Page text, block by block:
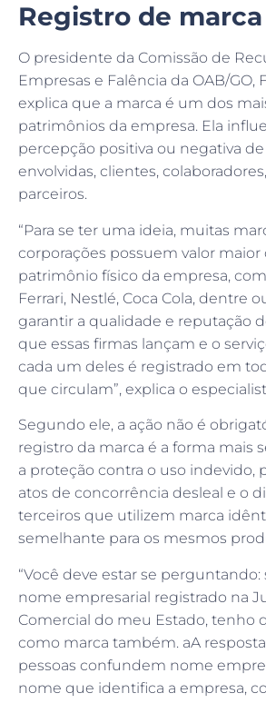
Registro de marca
O presidente da Comissão de
Empresas e Falência da OAB/GO,
explica que a marca é um dos
patrimônios da empresa. Ela
percepção positiva ou negativa de
envolvidas, clientes,
parceiros.
“Para se ter uma ideia, muitas
corporações possuem valor maior
patrimônio físico da empresa,
Ferrari, Nestlé, Coca Cola, dentre
garantir a qualidade e reputação
que essas firmas lançam e o
cada um deles é registrado em
que circulam”, explica o
Segundo ele, a ação não é
registro da marca é a forma mais
a proteção contra o uso indevido,
atos de concorrência desleal e o
terceiros que utilizem marca
semelhante para os mesmos
“Você deve estar se
nome empresarial registrado na
Comercial do meu Estado, tenho
como marca também. aA
pessoas confundem nome
nome que identifica a empresa,